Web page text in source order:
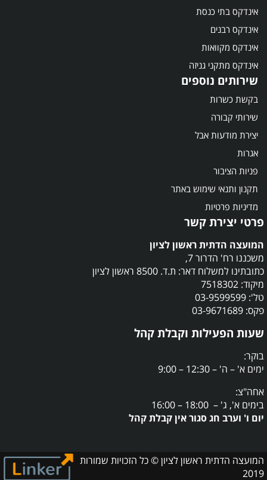
אינדקס בתי כנסת
אינדקס רבנים
אינדקס מקוואות
אינדקס מתקני גניזה
שירותים נוספים
בקשת כשרות
שירותי קבורה
יצירת מודעות אבל
אגרות
פניות הציבור
תקנון ותנאי שימוש באתר
מדיניות פרטיות
פרטי יצירת קשר
המועצה הדתית ראשון לציון
משכננו רח' הדרור 7,
כתובתינו למשלוח דאר: ת.ד. 8500 ראשון לציון
מיקוד: 7518302
טל': 03-9599599
פקס: 03-9671689
שעות הפעילות וקבלת קהל
בוקר:
ימים א' – ה' – 12:30 – 9:00
אחה"צ:
בימים א', ג' – 18:00 – 16:00
יום ו' וערב חג סגור אין קבלת קהל
המועצה הדתית ראשון לציון © כל הזכויות שמורות
2019